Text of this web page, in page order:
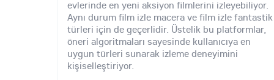
evlerinde en yeni aksiyon filmlerini izleyebiliyor.
Aynı durum film izle macera ve film izle fantastik
türleri için de geçerlidir. Üstelik bu platformlar,
öneri algoritmaları sayesinde kullanıcıya en
uygun türleri sunarak izleme deneyimini
kişiselleştiriyor.